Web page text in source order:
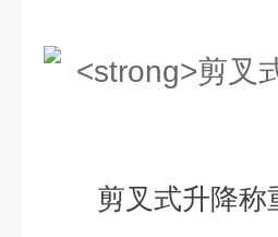
剪叉式升降称